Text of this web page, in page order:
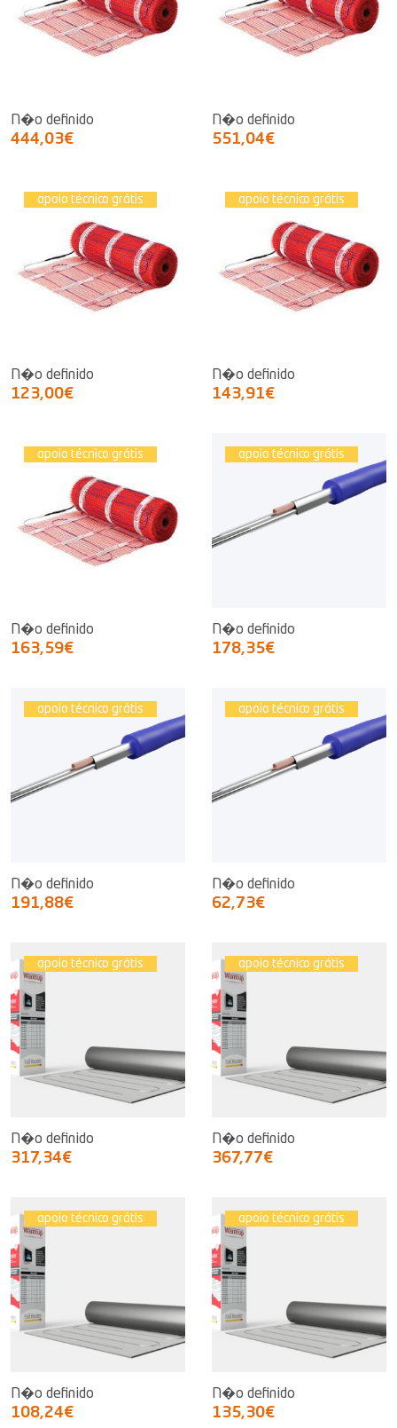
N�o definido
444,03€
N�o definido
551,04€
apoio técnico grátis
N�o definido
123,00€
apoio técnico grátis
N�o definido
143,91€
apoio técnico grátis
N�o definido
163,59€
apoio técnico grátis
N�o definido
178,35€
apoio técnico grátis
N�o definido
191,88€
apoio técnico grátis
N�o definido
62,73€
apoio técnico grátis
N�o definido
317,34€
apoio técnico grátis
N�o definido
367,77€
apoio técnico grátis
N�o definido
108,24€
apoio técnico grátis
N�o definido
135,30€